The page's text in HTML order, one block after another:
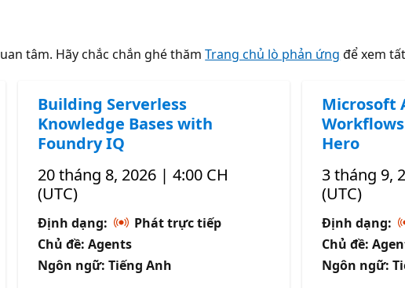
tâm. Hãy chắc chắn ghé thămTrang chủ lò phản ứng để xem
Building Serverless
Knowledge Bases with
Foundry IQ
20 tháng 8, 2026 | 4:00 CH
(UTC)
Định dạng:
Phát trực tiếp
Chủ đề: Agents
Ngôn ngữ: Tiếng Anh
Microsoft
Hero
3 tháng 9,
(UTC)
Định dạng:
Chủ đề:
Ngôn ngữ: